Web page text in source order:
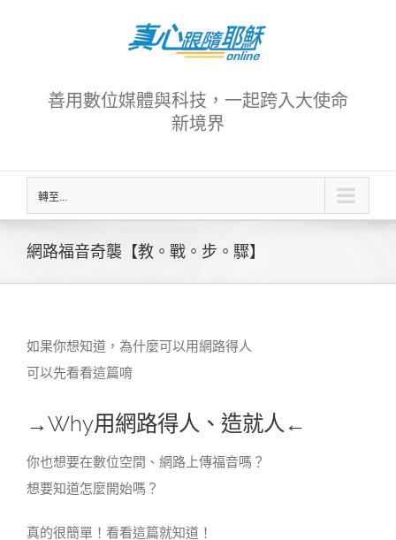
善用數位媒體與科技，一起跨入大使命
新境界
轉至...
網路福音奇襲【教。戰。步。驟】
如果你想知道，為什麼可以用網路得人
可以先看看這篇唷
→Why用網路得人、造就人←
你也想要在數位空間、網路上傳福音嗎？
想要知道怎麼開始嗎？
真的很簡單！看看這篇就知道！